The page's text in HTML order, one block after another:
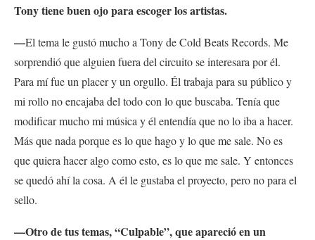
Tony tiene buen ojo para escoger los artistas.
—El tema le gustó mucho a Tony de Cold Beats Records. Me
sorprendió que alguien fuera del circuito se interesara por él.
Para mí fue un placer y un orgullo. Él trabaja para su público y
mi rollo no encajaba del todo con lo que buscaba. Tenía que
modificar mucho mi música y él entendía que no lo iba a hacer.
Más que nada porque es lo que hago y lo que me sale. No es
que quiera hacer algo como esto, es lo que me sale. Y entonces
se quedó ahí la cosa. A él le gustaba el proyecto, pero no para el
sello.
—Otro de tus temas, “Culpable”, que apareció en un